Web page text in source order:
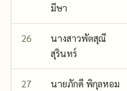
มีษา
26
นางสาวพัตสุณี
สุรินทร์
27 นายภักดี พิกุลหอม